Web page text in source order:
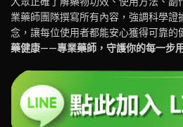
業藥師團隊撰寫所有內容，強調科學
念，讓每位使用者都能安心獲得可靠的
藥健康——專業藥師，守護你的每一步